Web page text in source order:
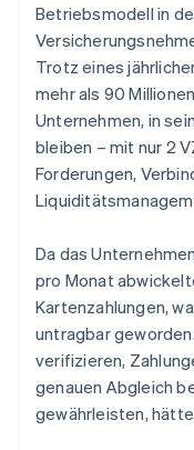
Betriebsmodell in
Trotz eines
mehr als 90
Unternehmen, in
bleiben – mit nur 2
Forderungen,
Da das
pro Monat
Kartenzahlungen,
untragbar
verifizieren,
genauen Abgleich
gewährleisten,